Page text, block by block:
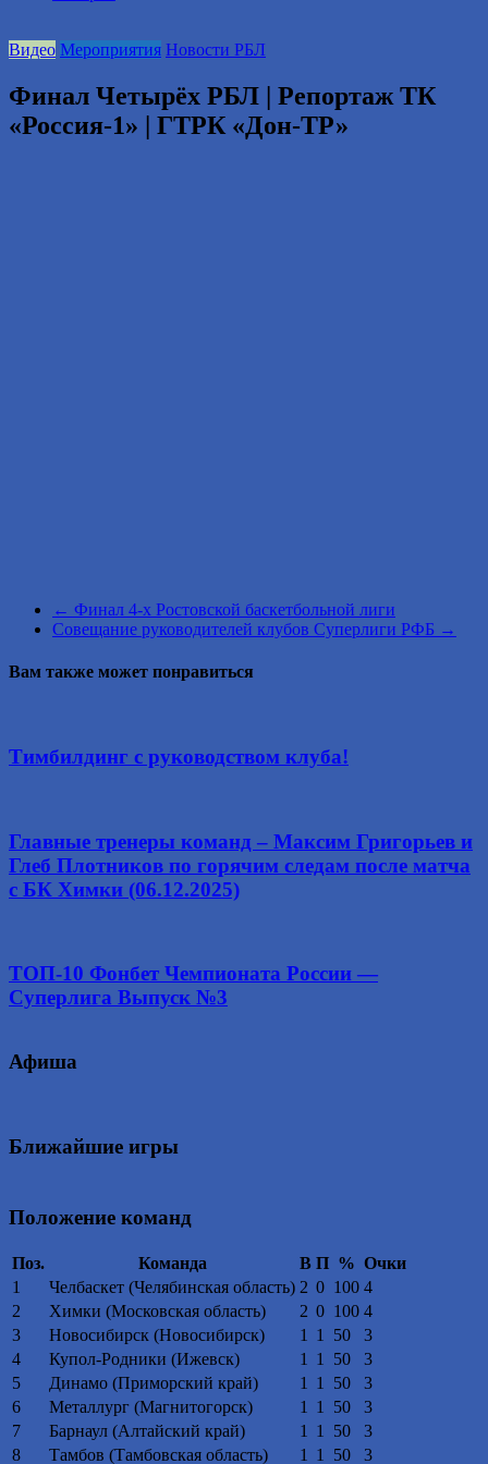
Видео Мероприятия Новости РБЛ
Финал Четырёх РБЛ | Репортаж ТК
«Россия-1» | ГТРК «Дон-ТР»
← Финал 4-х Ростовской баскетбольной лиги
Совещание руководителей клубов Суперлиги РФБ →
Вам также может понравиться
Тимбилдинг с руководством клуба!
Главные тренеры команд – Максим Григорьев и
Глеб Плотников по горячим следам после матча
с БК Химки (06.12.2025)
ТОП-10 Фонбет Чемпионата России —
Суперлига Выпуск №3
Афиша
Ближайшие игры
Положение команд
Поз. Команда В П % Очки
1
Челбаскет (Челябинская область) 2 0 100 4
2
Химки (Московская область) 2 0 100 4
3
Новосибирск (Новосибирск) 1 1 50
3
4
Купол-Родники (Ижевск) 1 1 50
3
5
Динамо (Приморский край) 1 1 50
3
6
Металлург (Магнитогорск) 1 1 50
3
7
Барнаул (Алтайский край) 1 1 50
3
8
Тамбов (Тамбовская область) 1 1 50 3